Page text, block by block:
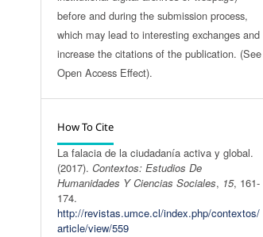
before and during the submission process,
which may lead to interesting exchanges and
increase the citations of the publication. (See
Open Access Effect).
How To Cite
La falacia de la ciudadanía activa y global.
(2017).Contextos: Estudios De
Humanidades Y Ciencias Sociales, 15, 161-
174.
http://revistas.umce.cl/index.php/contextos/
article/view/559